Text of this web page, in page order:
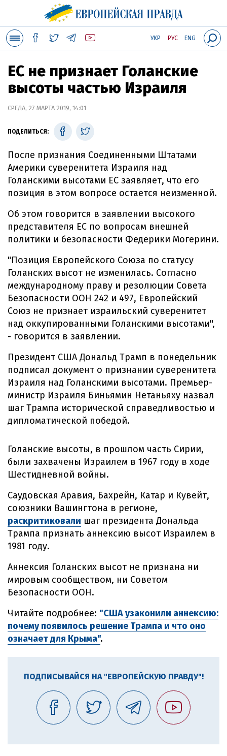
УКР РУС ENG
ЕС не признает Голанские
высоты частью Израиля
СРЕДА, 27 МАРТА 2019, 14:01
ПОДЕЛИТЬСЯ:
После признания Соединенными Штатами
Америки суверенитета Израиля над
Голанскими высотами ЕС заявляет, что его
позиция в этом вопросе остается неизменной.
Об этом говорится в заявлении высокого
представителя ЕС по вопросам внешней
политики и безопасности Федерики Могерини.
"Позиция Европейского Союза по статусу
Голанских высот не изменилась. Согласно
международному праву и резолюции Совета
Безопасности ООН 242 и 497, Европейский
Союз не признает израильский суверенитет
над оккупированными Голанскими высотами",
- говорится в заявлении.
Президент США Дональд Трамп в понедельник
подписал документ о признании суверенитета
Израиля над Голанскими высотами. Премьер-
министр Израиля Биньямин Нетаньяху назвал
шаг Трампа исторической справедливостью и
дипломатической победой.
Голанские высоты, в прошлом часть Сирии,
были захвачены Израилем в 1967 году в ходе
Шестидневной войны.
Саудовская Аравия, Бахрейн, Катар и Кувейт,
союзники Вашингтона в регионе,
раскритиковали шаг президента Дональда
Трампа признать аннексию высот Израилем в
1981 году.
Аннексия Голанских высот не признана ни
мировым сообществом, ни Советом
Безопасности ООН.
Читайте подробнее: "США узаконили аннексию:
почему появилось решение Трампа и что оно
означает для Крыма".
ПОДПИСЫВАЙСЯ НА "ЕВРОПЕЙСКУЮ ПРАВДУ"!